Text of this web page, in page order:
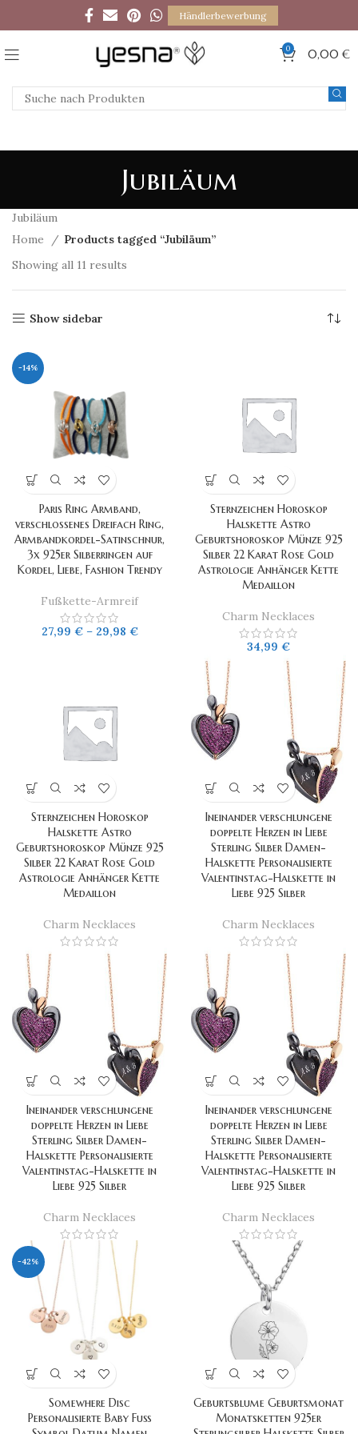
Händlerbewerbung
0 0,00 €
Jubiläum
Jubiläum
Home
Products tagged “Jubiläum”
Showing all 11 results
Show sidebar
-14%
Paris Ring Armband,
verschlossenes Dreifach Ring,
Armbandkordel-Satinschnur,
3x 925er Silberringen auf
Kordel, Liebe, Fashion Trendy
Fußkette-Armreif
27,99 €– 29,98 €
Sternzeichen Horoskop
Halskette Astro
Geburtshoroskop Münze 925
Silber 22 Karat Rose Gold
Astrologie Anhänger Kette
Medaillon
Charm Necklaces
34,99 €
Sternzeichen Horoskop
Halskette Astro
Geburtshoroskop Münze 925
Silber 22 Karat Rose Gold
Astrologie Anhänger Kette
Medaillon
Charm Necklaces
Ineinander verschlungene
doppelte Herzen in Liebe
Sterling Silber Damen-
Halskette Personalisierte
Valentinstag-Halskette in
Liebe 925 Silber
Charm Necklaces
Ineinander verschlungene
doppelte Herzen in Liebe
Sterling Silber Damen-
Halskette Personalisierte
Valentinstag-Halskette in
Liebe 925 Silber
Charm Necklaces
Ineinander verschlungene
doppelte Herzen in Liebe
Sterling Silber Damen-
Halskette Personalisierte
Valentinstag-Halskette in
Liebe 925 Silber
Charm Necklaces
-42%
Somewhere Disc
Personalisierte Baby Fuß
Geburtsblume Geburtsmonat
Monatsketten 925er